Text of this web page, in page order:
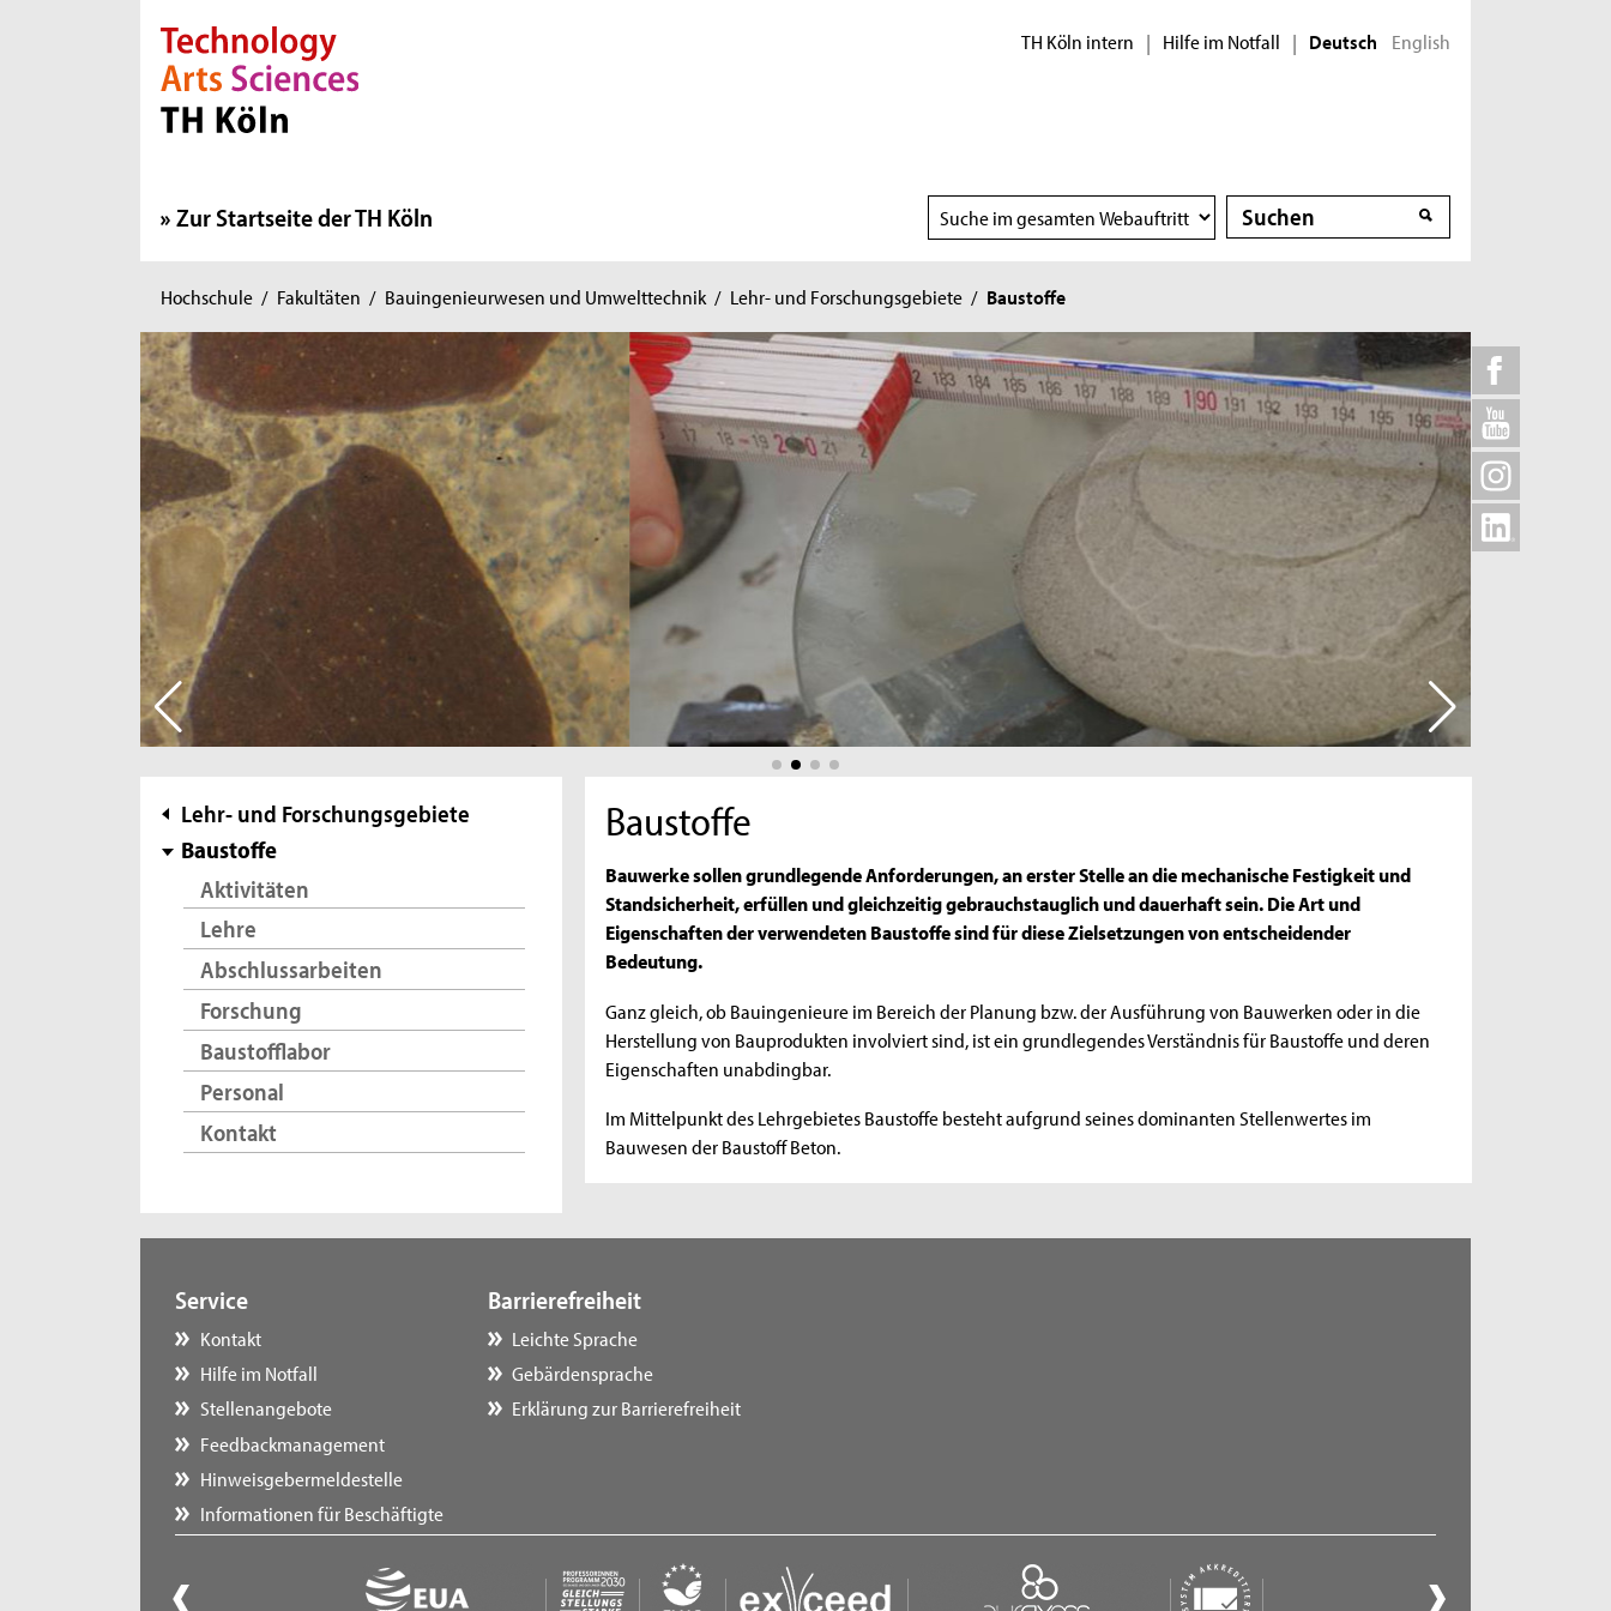
Direkt zur Hauptnavigation
Direkt zur Subnavigation
Direkt zum Inhalt
Direkt zum Fußbereich TH Köln intern | Hilfe im Notfall | Deutsch English
Zur Startseite der TH Köln
Suchbereich
wählen
Suche
Suche
Sie
sind
hier:
Hochschule / Fakultäten / Bauingenieurwesen und Umwelttechnik / Lehr- und Forschungsgebiete / Baustoffe
Subnavigation
Lehr- und Forschungsgebiete
Baustoffe
Aktivitäten
Lehre
Abschlussarbeiten
Forschung
Baustofflabor
Personal
Kontakt
Baustoffe
Bauwerke sollen grundlegende Anforderungen, an erster Stelle an die mechanische Festigkeit und
Standsicherheit, erfüllen und gleichzeitig gebrauchstauglich und dauerhaft sein. Die Art und
Eigenschaften der verwendeten Baustoffe sind für diese Zielsetzungen von entscheidender
Bedeutung.
Ganz gleich, ob Bauingenieure im Bereich der Planung bzw. der Ausführung von Bauwerken oder in die
Herstellung von Bauprodukten involviert sind, ist ein grundlegendes Verständnis für Baustoffe und deren
Eigenschaften unabdingbar.
Im Mittelpunkt des Lehrgebietes Baustoffe besteht aufgrund seines dominanten Stellenwertes im
Bauwesen der Baustoff Beton.
Service
Kontakt
Hilfe im Notfall
Stellenangebote
Feedbackmanagement
Hinweisgebermeldestelle
Informationen für Beschäftigte
Barrierefreiheit
Leichte Sprache
Gebärdensprache
Erklärung zur Barrierefreiheit